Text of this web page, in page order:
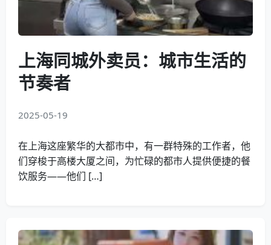
上海同城外卖员：城市生活的
节奏者
2025-05-19
在上海这座繁华的大都市中，有一群特殊的工作者，他
们穿梭于高楼大厦之间，为忙碌的都市人提供便捷的餐
饮服务——他们 […]